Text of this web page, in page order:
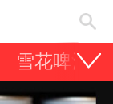
雪花啤酒